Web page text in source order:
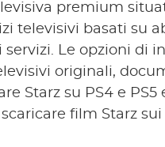
premium
televisivi basati su
servizi. Le opzioni di
originali,
Starz su PS4 e
film Starz